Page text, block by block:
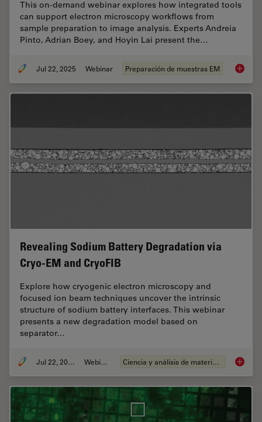
This on-demand webinar explores how integrated tools
can support electron microscopy workflows from
sample preparation to image analysis. Experts Andreia
Pinto, Adrian Boey, and Hoyin Lai present the…
Jul 22, 2025 Webinar Preparación de muestras EM
Revealing Sodium Battery Degradation via
Cryo-EM and CryoFIB
Explore how cryogenic electron microscopy and
focused ion beam techniques uncover the intrinsic
structure of sodium battery interfaces. This webinar
presents a new degradation model based on
separator…
Jul 22, 2025 Webinar Ciencia y análisis de materiales